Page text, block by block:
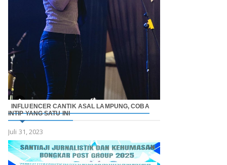
INFLUENCER CANTIK ASAL LAMPUNG, COBA
INTIP YANG SATU INI
Juli 31, 2023